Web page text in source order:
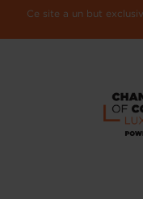
Ce site a un but